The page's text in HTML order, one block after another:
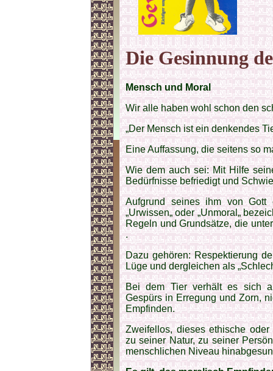
Die Gesinnung
Mensch und Moral
Wir alle haben wohl schon den
„Der Mensch ist ein denkendes
Eine Auffassung, die seitens so
Wie dem auch sei: Mit Hilfe
Bedürfnisse befriedigt und
Aufgrund seines ihm von Gott
„Urwissen„ oder „Unmoral„
Regeln und Grundsätze, die
.
Dazu gehören: Respektierung
Lüge und dergleichen als
Bei dem Tier verhält es sich
Gespürs in Erregung und Zorn,
Empfinden.
Zweifellos, dieses ethische
zu seiner Natur, zu seiner
menschlichen Niveau